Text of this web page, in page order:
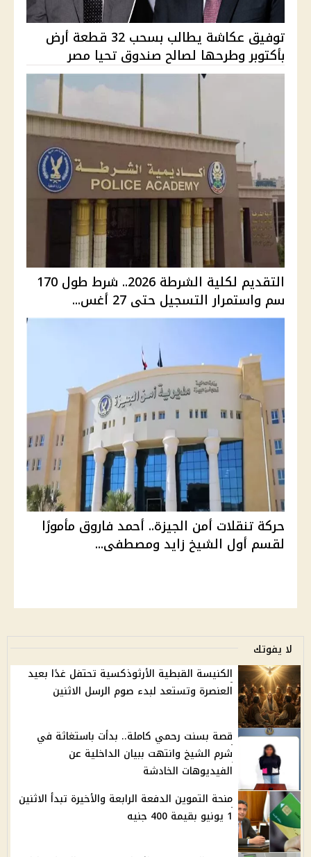
توفيق عكاشة يطالب بسحب 32 قطعة أرض
بأكتوبر وطرحها لصالح صندوق تحيا مصر
التقديم لكلية الشرطة 2026.. شرط طول 170
سم واستمرار التسجيل حتى 27 أغس...
حركة تنقلات أمن الجيزة.. أحمد فاروق مأمورًا
لقسم أول الشيخ زايد ومصطفى...
لا يفوتك
الكنيسة القبطية الأرثوذكسية تحتفل غدًا بعيد
العنصرة وتستعد لبدء صوم الرسل الاثنين
قصة بسنت رحمي كاملة.. بدأت باستغاثة في
شرم الشيخ وانتهت ببيان الداخلية عن
الفيديوهات الخادشة
منحة التموين الدفعة الرابعة والأخيرة تبدأ الاثنين
1 يونيو بقيمة 400 جنيه